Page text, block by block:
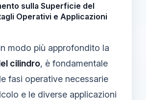
sulla Superficie del
Operativi e Applicazioni
modo più approfondito la
cilindro, è fondamentale
fasi operative necessarie
e le diverse applicazioni